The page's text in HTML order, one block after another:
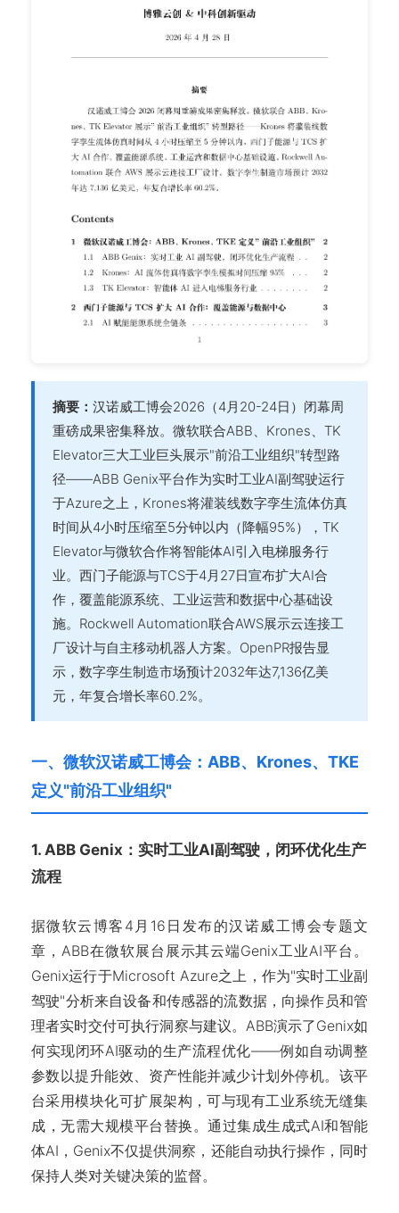
摘要： 汉诺威工博会2026（4月20-24日）闭幕周
重磅成果密集释放。微软联合ABB、Krones、TK
Elevator三大工业巨头展示"前沿工业组织"转型路
径——ABB Genix平台作为实时工业AI副驾驶运行
于Azure之上，Krones将灌装线数字孪生流体仿真
时间从4小时压缩至5分钟以内（降幅95%），TK
Elevator与微软合作将智能体AI引入电梯服务行
业。西门子能源与TCS于4月27日宣布扩大AI合
作，覆盖能源系统、工业运营和数据中心基础设
施。Rockwell Automation联合AWS展示云连接工
厂设计与自主移动机器人方案。OpenPR报告显
示，数字孪生制造市场预计2032年达7,136亿美
元，年复合增长率60.2%。
一、微软汉诺威工博会：ABB、Krones、TKE
定义"前沿工业组织"
1. ABB Genix：实时工业AI副驾驶，闭环优化生产
流程
据微软云博客4月16日发布的汉诺威工博会专题文
章，ABB在微软展台展示其云端Genix工业AI平台。
Genix运行于Microsoft Azure之上，作为"实时工业副
驾驶"分析来自设备和传感器的流数据，向操作员和管
理者实时交付可执行洞察与建议。ABB演示了Genix如
何实现闭环AI驱动的生产流程优化——例如自动调整
参数以提升能效、资产性能并减少计划外停机。该平
台采用模块化可扩展架构，可与现有工业系统无缝集
成，无需大规模平台替换。通过集成生成式AI和智能
体AI，Genix不仅提供洞察，还能自动执行操作，同时
保持人类对关键决策的监督。